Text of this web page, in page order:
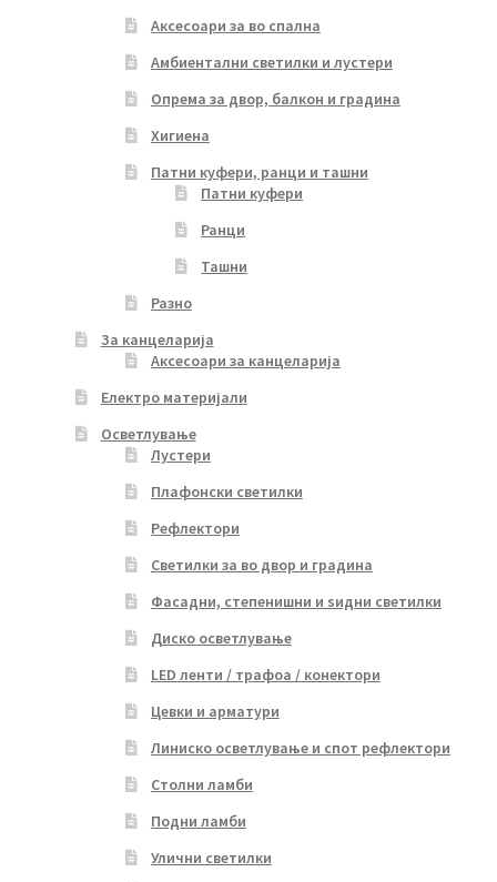
Аксесоари за во спална
Амбиентални светилки и лустери
Опрема за двор, балкон и градина
Хигиена
Патни куфери, ранци и ташни
Патни куфери
Ранци
Ташни
Разно
За канцеларија
Аксесоари за канцеларија
Електро материјали
Осветлување
Лустери
Плафонски светилки
Рефлектори
Светилки за во двор и градина
Фасадни, степенишни и ѕидни светилки
Диско осветлување
LED ленти / трафоа / конектори
Цевки и арматури
Линиско осветлување и спот рефлектори
Столни ламби
Подни ламби
Улични светилки